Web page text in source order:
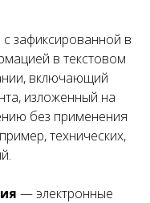
зафиксированной в
в текстовом
включающий
изложенный на
без применения
технических,
— электронные